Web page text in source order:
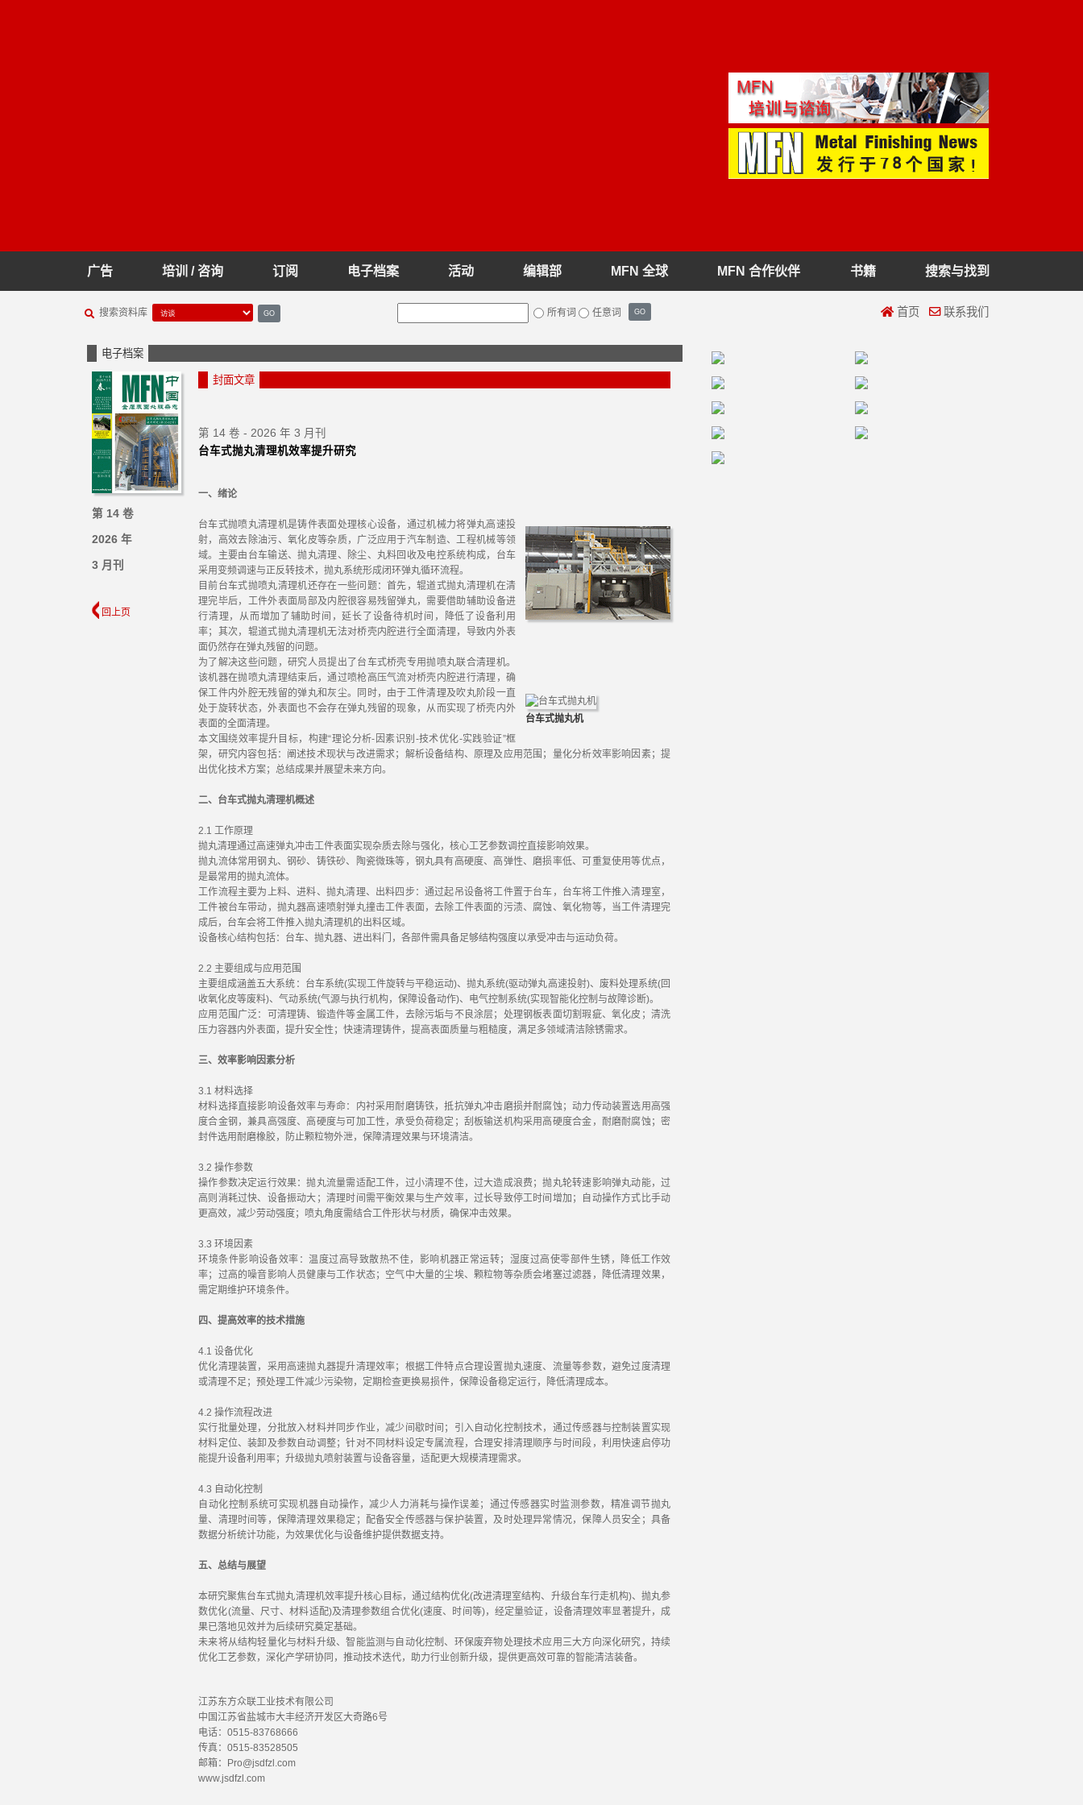
广告 培训 / 咨询 订阅 电子档案 活动 编辑部 MFN 全球 MFN 合作伙伴 书籍 搜索与找到
搜索资料库 GO 所有词 任意词 GO 首页 联系我们
电子档案
第 14 卷
2026 年
3 月刊
回上页
封面文章
第 14 卷 - 2026 年 3 月刊
台车式抛丸清理机效率提升研究
台车式抛丸机
一、绪论
台车式抛喷丸清理机是铸件表面处理核心设备，通过机械力将弹丸高速投
射，高效去除油污、氧化皮等杂质，广泛应用于汽车制造、工程机械等领
域。主要由台车输送、抛丸清理、除尘、丸料回收及电控系统构成，台车
采用变频调速与正反转技术，抛丸系统形成闭环弹丸循环流程。
目前台车式抛喷丸清理机还存在一些问题：首先，辊道式抛丸清理机在清
理完毕后，工件外表面局部及内腔很容易残留弹丸，需要借助辅助设备进
行清理，从而增加了辅助时间，延长了设备待机时间，降低了设备利用
率；其次，辊道式抛丸清理机无法对桥壳内腔进行全面清理，导致内外表
面仍然存在弹丸残留的问题。
为了解决这些问题，研究人员提出了台车式桥壳专用抛喷丸联合清理机。
该机器在抛喷丸清理结束后，通过喷枪高压气流对桥壳内腔进行清理，确
保工件内外腔无残留的弹丸和灰尘。同时，由于工件清理及吹丸阶段一直
处于旋转状态，外表面也不会存在弹丸残留的现象，从而实现了桥壳内外
表面的全面清理。
本文围绕效率提升目标，构建“理论分析-因素识别-技术优化-实践验证”框
架，研究内容包括：阐述技术现状与改进需求；解析设备结构、原理及应用范围；量化分析效率影响因素；提
出优化技术方案；总结成果并展望未来方向。
二、台车式抛丸清理机概述
2.1 工作原理
抛丸清理通过高速弹丸冲击工件表面实现杂质去除与强化，核心工艺参数调控直接影响效果。
抛丸流体常用钢丸、钢砂、铸铁砂、陶瓷微珠等，钢丸具有高硬度、高弹性、磨损率低、可重复使用等优点，
是最常用的抛丸流体。
工作流程主要为上料、进料、抛丸清理、出料四步：通过起吊设备将工件置于台车，台车将工件推入清理室，
工件被台车带动，抛丸器高速喷射弹丸撞击工件表面，去除工件表面的污渍、腐蚀、氧化物等，当工件清理完
成后，台车会将工件推入抛丸清理机的出料区域。
设备核心结构包括：台车、抛丸器、进出料门，各部件需具备足够结构强度以承受冲击与运动负荷。
2.2 主要组成与应用范围
主要组成涵盖五大系统：台车系统(实现工件旋转与平稳运动)、抛丸系统(驱动弹丸高速投射)、废料处理系统(回
收氧化皮等废料)、气动系统(气源与执行机构，保障设备动作)、电气控制系统(实现智能化控制与故障诊断)。
应用范围广泛：可清理铸、锻造件等金属工件，去除污垢与不良涂层；处理钢板表面切割瑕疵、氧化皮；清洗
压力容器内外表面，提升安全性；快速清理铸件，提高表面质量与粗糙度，满足多领域清洁除锈需求。
三、效率影响因素分析
3.1 材料选择
材料选择直接影响设备效率与寿命：内衬采用耐磨铸铁，抵抗弹丸冲击磨损并耐腐蚀；动力传动装置选用高强
度合金钢，兼具高强度、高硬度与可加工性，承受负荷稳定；刮板输送机构采用高硬度合金，耐磨耐腐蚀；密
封件选用耐磨橡胶，防止颗粒物外泄，保障清理效果与环境清洁。
3.2 操作参数
操作参数决定运行效果：抛丸流量需适配工件，过小清理不佳，过大造成浪费；抛丸轮转速影响弹丸动能，过
高则消耗过快、设备振动大；清理时间需平衡效果与生产效率，过长导致停工时间增加；自动操作方式比手动
更高效，减少劳动强度；喷丸角度需结合工件形状与材质，确保冲击效果。
3.3 环境因素
环境条件影响设备效率：温度过高导致散热不佳，影响机器正常运转；湿度过高使零部件生锈，降低工作效
率；过高的噪音影响人员健康与工作状态；空气中大量的尘埃、颗粒物等杂质会堵塞过滤器，降低清理效果，
需定期维护环境条件。
四、提高效率的技术措施
4.1 设备优化
优化清理装置，采用高速抛丸器提升清理效率；根据工件特点合理设置抛丸速度、流量等参数，避免过度清理
或清理不足；预处理工件减少污染物，定期检查更换易损件，保障设备稳定运行，降低清理成本。
4.2 操作流程改进
实行批量处理，分批放入材料并同步作业，减少间歇时间；引入自动化控制技术，通过传感器与控制装置实现
材料定位、装卸及参数自动调整；针对不同材料设定专属流程，合理安排清理顺序与时间段，利用快速启停功
能提升设备利用率；升级抛丸喷射装置与设备容量，适配更大规模清理需求。
4.3 自动化控制
自动化控制系统可实现机器自动操作，减少人力消耗与操作误差；通过传感器实时监测参数，精准调节抛丸
量、清理时间等，保障清理效果稳定；配备安全传感器与保护装置，及时处理异常情况，保障人员安全；具备
数据分析统计功能，为效果优化与设备维护提供数据支持。
五、总结与展望
本研究聚焦台车式抛丸清理机效率提升核心目标，通过结构优化(改进清理室结构、升级台车行走机构)、抛丸参
数优化(流量、尺寸、材料适配)及清理参数组合优化(速度、时间等)，经定量验证，设备清理效率显著提升，成
果已落地见效并为后续研究奠定基础。
未来将从结构轻量化与材料升级、智能监测与自动化控制、环保废弃物处理技术应用三大方向深化研究，持续
优化工艺参数，深化产学研协同，推动技术迭代，助力行业创新升级，提供更高效可靠的智能清洁装备。
江苏东方众联工业技术有限公司
中国江苏省盐城市大丰经济开发区大奇路6号
电话：0515-83768666
传真：0515-83528505
邮箱：Pro@jsdfzl.com
www.jsdfzl.com